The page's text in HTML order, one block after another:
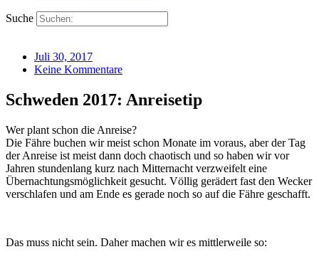
Suche
Juli 30, 2017
Keine Kommentare
Schweden 2017: Anreisetip
Wer plant schon die Anreise?
Die Fähre buchen wir meist schon Monate im voraus, aber der Tag
der Anreise ist meist dann doch chaotisch und so haben wir vor
Jahren stundenlang kurz nach Mitternacht verzweifelt eine
Übernachtungsmöglichkeit gesucht. Völlig gerädert fast den Wecker
verschlafen und am Ende es gerade noch so auf die Fähre geschafft.
Das muss nicht sein. Daher machen wir es mittlerweile so: